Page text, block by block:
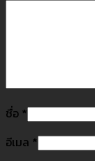
ชื่อ *
อีเมล *